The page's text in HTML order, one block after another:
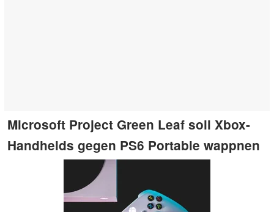
Microsoft Project Green Leaf soll Xbox-
Handhelds gegen PS6 Portable wappnen